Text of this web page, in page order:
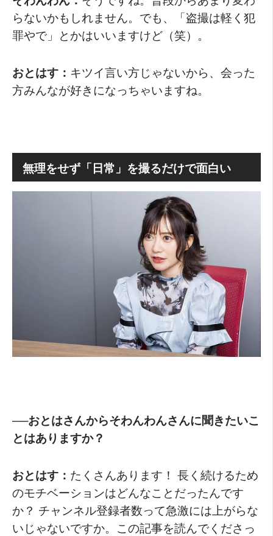
らないかもしれません。でも、「盗撮は軽く犯
罪やで」とかはいいますけど（笑）。
おとはす： キツイ言い方じゃないから、会った
方みんなが好きになっちゃいますね。
無理をせず「日常」を撮るだけで面白い
──おとはさんからそわんわんさんに聞きたいこ
とはありますか？
おとはす： たくさんあります！ 長く続けるため
のモチベーションはどんなことだったんです
か？ チャンネル登録者数って急激には上がらな
いじゃないですか。この記事を読んでくださっ